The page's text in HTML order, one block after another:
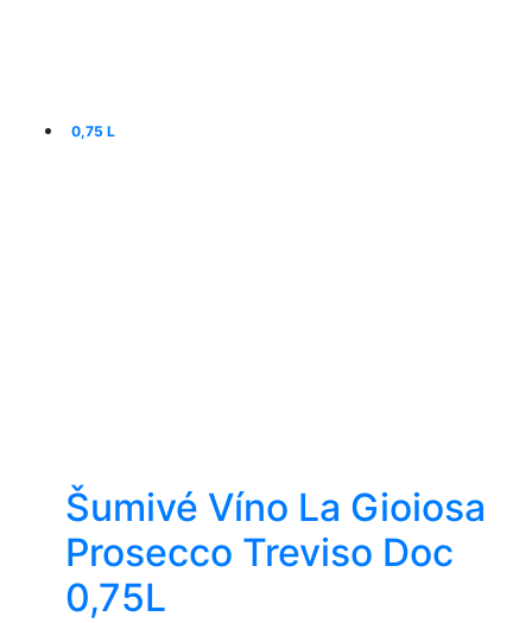
0,75 L
Šumivé Víno La Gioiosa
Prosecco Treviso Doc
0,75L